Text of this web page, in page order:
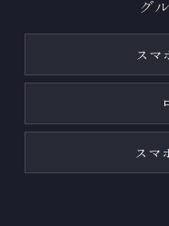
グ
スマ
スマ